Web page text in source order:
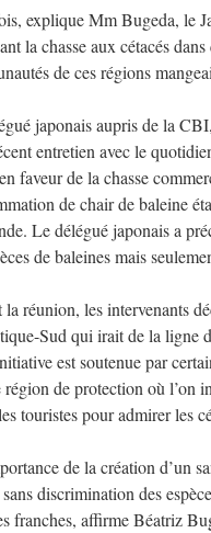
explique Mm Bugeda, le
la chasse aux cétacés
de ces régions
japonais aupris de la
entretien avec le
faveur de la chasse
de chair de baleine
Le délégué japonais a
de baleines mais
réunion, les intervenants
Sud qui irait de la ligne
est soutenue par
région de protection où l’on
touristes pour admirer les
de la création d’un
sans discrimination des
franches, affirme Béatriz